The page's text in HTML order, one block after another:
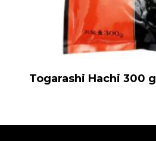
Togarashi Hachi 300 g